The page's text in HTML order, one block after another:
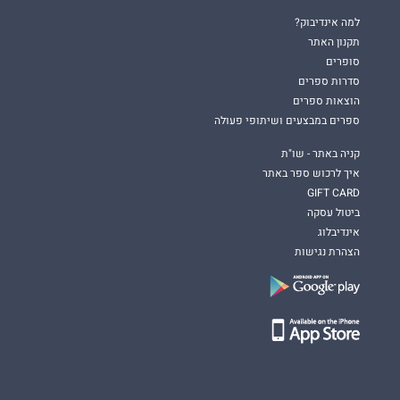
למה אינדיבוק?
תקנון האתר
סופרים
סדרות ספרים
הוצאות ספרים
ספרים במבצעים ושיתופי פעולה
קניה באתר - שו"ת
איך לרכוש ספר באתר
GIFT CARD
ביטול עסקה
אינדיבלוג
הצהרת נגישות